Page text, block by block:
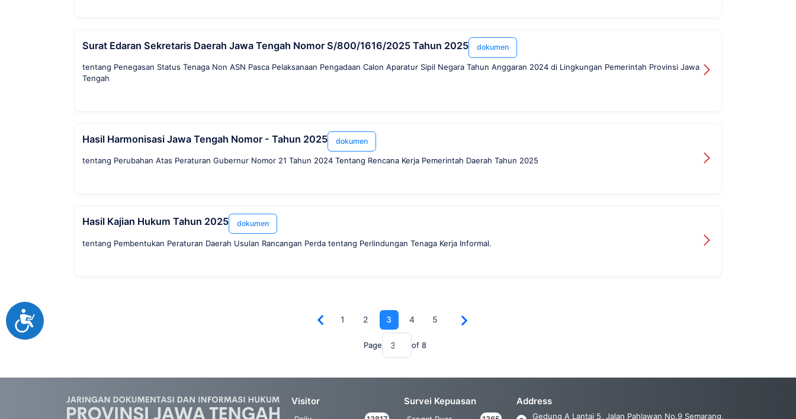
Accessibility
Surat Edaran Sekretaris Daerah Jawa Tengah Nomor S/800/1616/2025 Tahun 2025 dokumen
tentang Penegasan Status Tenaga Non ASN Pasca Pelaksanaan Pengadaan Calon Aparatur Sipil Negara Tahun Anggaran 2024 di Lingkungan Pemerintah Provinsi Jawa
Tengah
Hasil Harmonisasi Jawa Tengah Nomor - Tahun 2025 dokumen
tentang Perubahan Atas Peraturan Gubernur Nomor 21 Tahun 2024 Tentang Rencana Kerja Pemerintah Daerah Tahun 2025
Hasil Kajian Hukum Tahun 2025 dokumen
tentang Pembentukan Peraturan Daerah Usulan Rancangan Perda tentang Perlindungan Tenaga Kerja Informal.
1 2 3 4 5
Page of 8
Visitor Survei Kepuasan Address
Gedung A Lantai 5, Jalan Pahlawan No.9 Semarang,